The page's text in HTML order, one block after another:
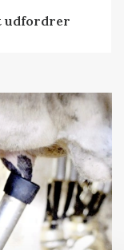
udfordrer